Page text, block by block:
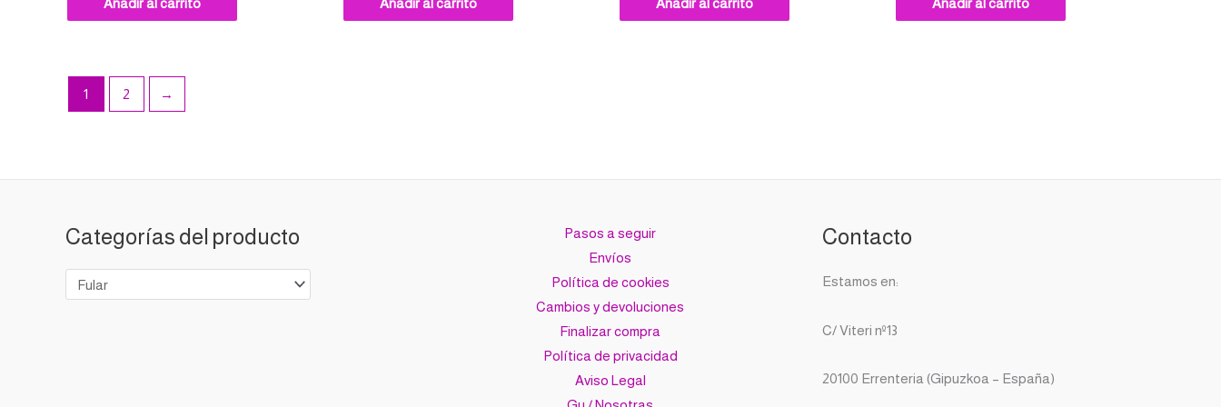
1 2 →
Categorías del producto
Pasos a seguir
Envíos
Política de cookies
Cambios y devoluciones
Finalizar compra
Política de privacidad
Aviso Legal
Contacto
Estamos en:
C/ Viteri nº13
20100 Errenteria (Gipuzkoa – España)